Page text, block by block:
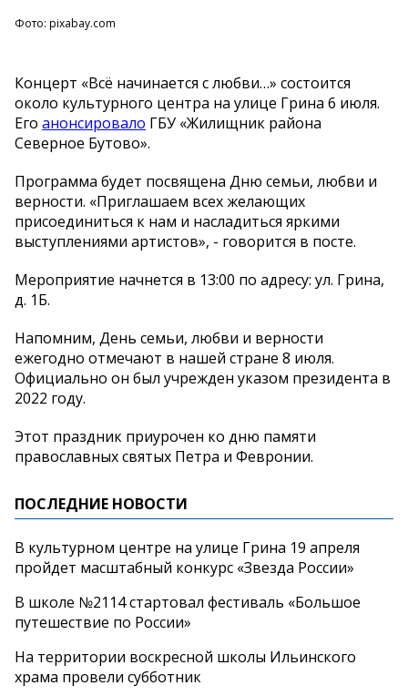
Фото: pixabay.com
Концерт «Всё начинается с любви…» состоится
около культурного центра на улице Грина 6 июля.
Его анонсировало ГБУ «Жилищник района
Северное Бутово».
Программа будет посвящена Дню семьи, любви и
верности. «Приглашаем всех желающих
присоединиться к нам и насладиться яркими
выступлениями артистов», - говорится в посте.
Мероприятие начнется в 13:00 по адресу: ул. Грина,
д. 1Б.
Напомним, День семьи, любви и верности
ежегодно отмечают в нашей стране 8 июля.
Официально он был учрежден указом президента в
2022 году.
Этот праздник приурочен ко дню памяти
православных святых Петра и Февронии.
ПОСЛЕДНИЕ НОВОСТИ
В культурном центре на улице Грина 19 апреля
пройдет масштабный конкурс «Звезда России»
В школе №2114 стартовал фестиваль «Большое
путешествие по России»
На территории воскресной школы Ильинского
храма провели субботник